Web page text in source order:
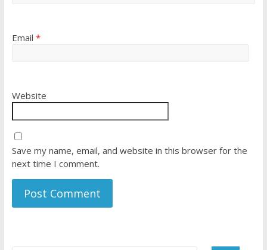
Email *
Website
Save my name, email, and website in this browser for the
next time I comment.